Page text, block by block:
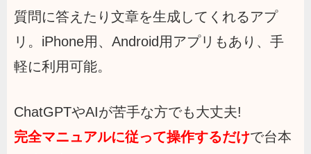
質問に答えたり文章を生成してくれるアプ
リ。iPhone用、Android用アプリもあり、手
軽に利用可能。
ChatGPTやAIが苦手な方でも大丈夫!
完全マニュアルに従って操作するだけで台本